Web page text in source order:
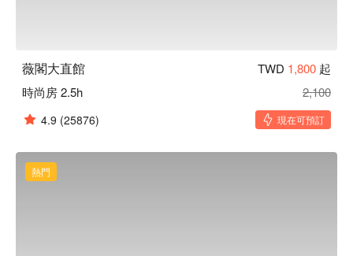
薇閣大直館 TWD 1,800 起
時尚房 2.5h
2,100
4.9 (25876) 現在可預訂
熱門